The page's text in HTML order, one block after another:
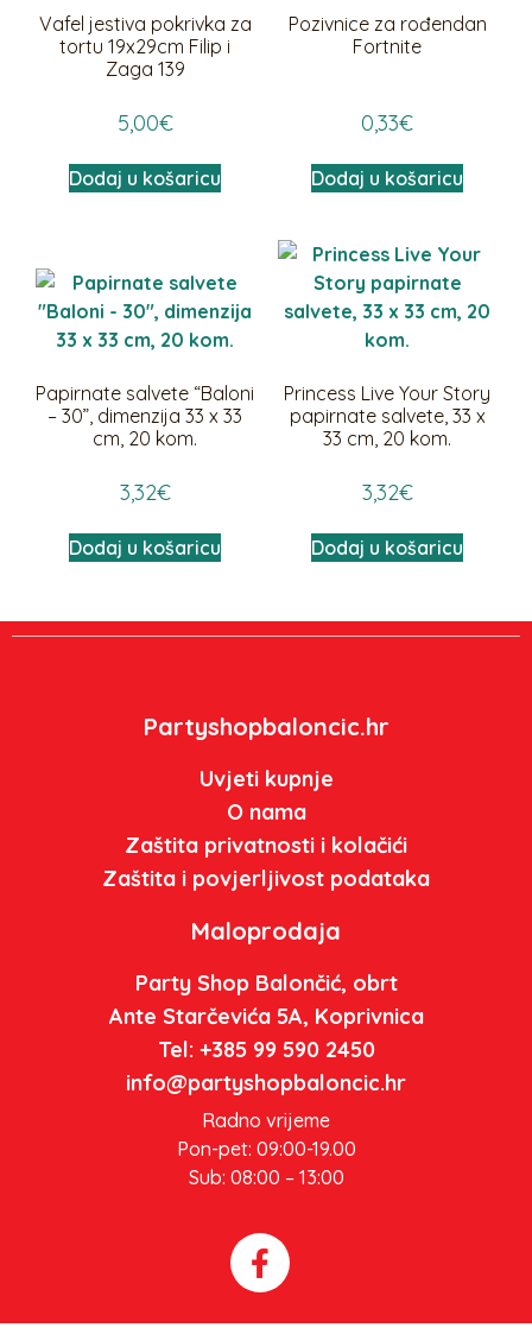
Vafel jestiva pokrivka za
tortu 19x29cm Filip i
Zaga 139
5,00€
Dodaj u košaricu
Pozivnice za rođendan
Fortnite
0,33€
Dodaj u košaricu
Papirnate salvete “Baloni
– 30”, dimenzija 33 x 33
cm, 20 kom.
3,32€
Dodaj u košaricu
Princess Live Your Story
papirnate salvete, 33 x
33 cm, 20 kom.
3,32€
Dodaj u košaricu
Partyshopbaloncic.hr
Uvjeti kupnje
O nama
Zaštita privatnosti i kolačići
Zaštita i povjerljivost podataka
Maloprodaja
Party Shop Balončić, obrt
Ante Starčevića 5A, Koprivnica
Tel: +385 99 590 2450
info@partyshopbaloncic.hr
Radno vrijeme
Pon-pet: 09:00-19.00
Sub: 08:00 – 13:00